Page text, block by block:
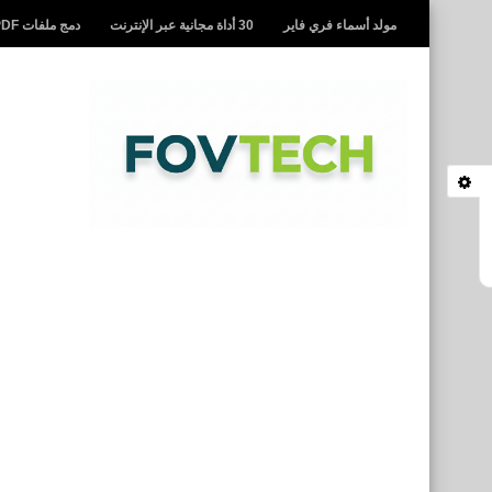
مولد أسماء فري فاير 30 أداة مجانية عبر الإنترنت دمج ملفات PDF